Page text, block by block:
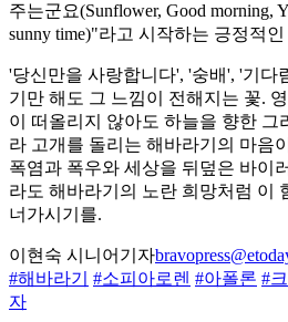
주는군요(Sunflower, Good morning,
sunny time)"라고 시작하는 긍정적
'당신만을 사랑합니다', '숭배', '기다
기만 해도 그 느낌이 전해지는 꽃.
이 떠올리지 않아도 하늘을 향한 그
라 고개를 돌리는 해바라기의 마음
폭염과 폭우와 세상을 뒤덮은 바이
라도 해바라기의 노란 희망처럼 이
너가시기를.
이현숙 시니어기자
#해바라기
#소피아로렌 #아폴론 #
자